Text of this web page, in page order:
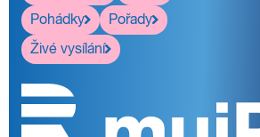
Pohádky
Pořady
Živé vysílání